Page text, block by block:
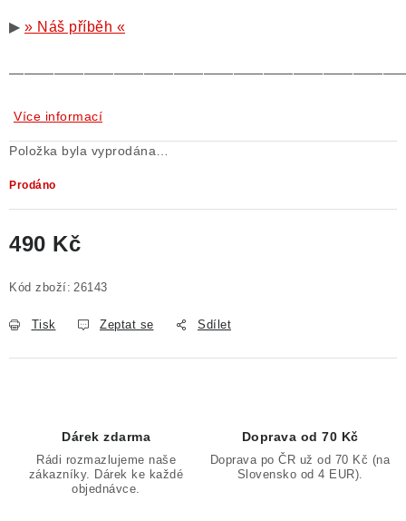
▶ » Náš příběh «
Více informací
Položka byla vyprodána…
Prodáno
490 Kč
Kód zboží: 26143
Tisk Zeptat se Sdílet
Dárek zdarma
Rádi rozmazlujeme naše
zákazníky. Dárek ke každé
objednávce.
Doprava od 70 Kč
Doprava po ČR už od 70 Kč (na
Slovensko od 4 EUR).